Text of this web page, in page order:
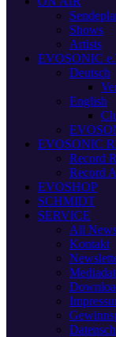
Shows
Artists
EVOSONIC
Deutsch
English
EVOSONIC
Record
Record
EVOSHOP
SCHMIDT
SERVICE
All
Kontakt